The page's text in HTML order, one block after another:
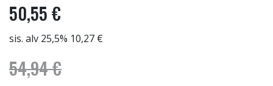
50,55 €
sis. alv 25,5% 10,27 €
54,94 €